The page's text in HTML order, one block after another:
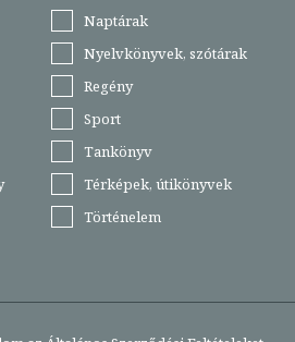
Naptárak
Nyelvkönyvek, szótárak
Regény
Sport
Tankönyv
Térképek, útikönyvek
Történelem